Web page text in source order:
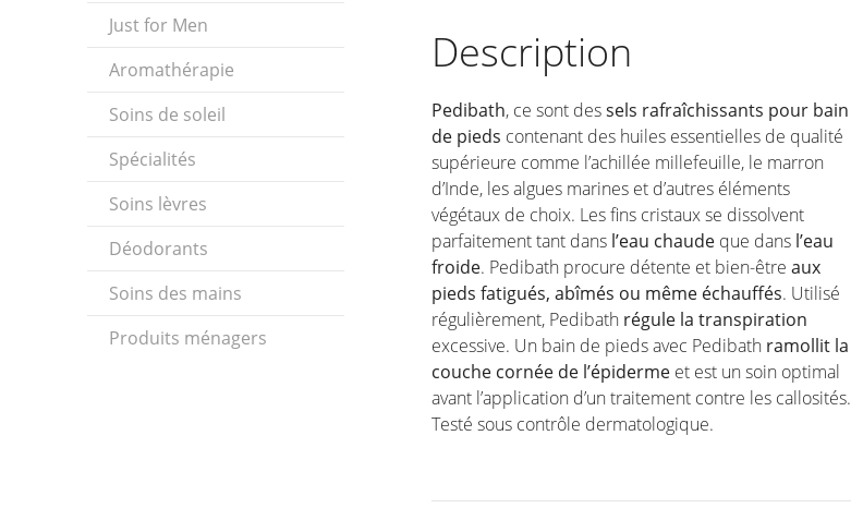
Just for Men
Aromathérapie
Soins de soleil
Spécialités
Soins lèvres
Déodorants
Soins des mains
Produits ménagers
Description
Pedibath, ce sont dessels rafraîchissants pour bain
de pieds contenant des huiles essentielles de qualité
supérieure comme l’achillée millefeuille, le marron
d’Inde, les algues marines et d’autres éléments
végétaux de choix. Les fins cristaux se dissolvent
parfaitement tant dans l’eau chaude que dans l’eau
froide. Pedibath procure détente et bien-être aux
pieds fatigués, abîmés ou même échauffés. Utilisé
régulièrement, Pedibath régule la transpiration
excessive. Un bain de pieds avec Pedibath ramollit la
couche cornée de l’épiderme et est un soin optimal
avant l’application d’un traitement contre les callosités.
Testé sous contrôle dermatologique.